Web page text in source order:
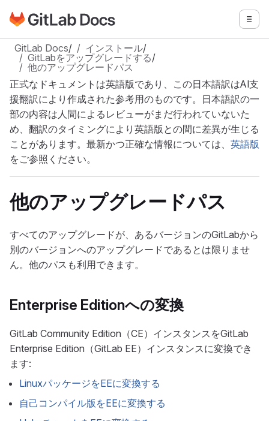
メインコンテンツにスキップ
GitLabドキュメントのホームページに移動 メニ
GitLab Docs/ インストール/
GitLabをアップグレードする/
他のアップグレードパス
正式なドキュメントは英語版であり、この日本語訳はAI支
援翻訳により作成された参考用のものです。日本語訳の一
部の内容は人間によるレビューがまだ行われていないた
め、翻訳のタイミングにより英語版との間に差異が生じる
ことがあります。最新かつ正確な情報については、 英語版
をご参照ください。
他のアップグレードパス
すべてのアップグレードが、あるバージョンのGitLabから
別のバージョンへのアップグレードであるとは限りませ
ん。他のパスも利用できます。
Enterprise Editionへの変換
GitLab Community Edition（CE）インスタンスをGitLab
Enterprise Edition（GitLab EE）インスタンスに変換でき
ます:
LinuxパッケージをEEに変換する
自己コンパイル版をEEに変換する